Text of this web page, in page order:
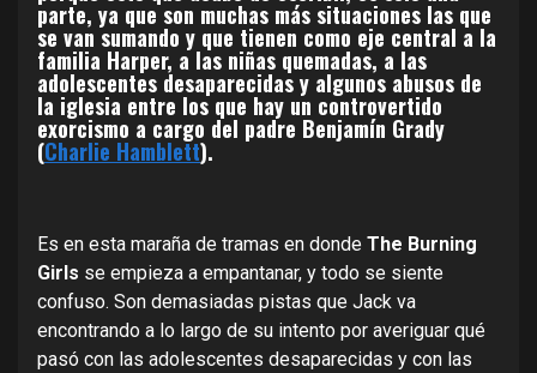
parte, ya que son muchas más situaciones las que
se van sumando y que tienen como eje central a la
familia Harper, a las niñas quemadas, a las
adolescentes desaparecidas y algunos abusos de
la iglesia entre los que hay un controvertido
exorcismo a cargo del padre Benjamín Grady
(Charlie Hamblett).
Es en esta maraña de tramas en donde The Burning
Girls se empieza a empantanar, y todo se siente
confuso. Son demasiadas pistas que Jack va
encontrando a lo largo de su intento por averiguar qué
pasó con las adolescentes desaparecidas y con las